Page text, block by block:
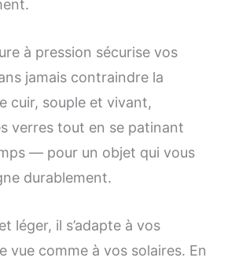
à pression sécurise vos
jamais contraindre la
cuir, souple et vivant,
verres tout en se patinant
— pour un objet qui vous
durablement.
léger, il s’adapte à vos
vue comme à vos solaires. En